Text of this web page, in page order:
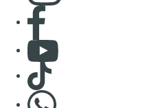
Offres d'emploi
Contact
Mentions légales
Politique de cookies (UE)
Gérer les cookies